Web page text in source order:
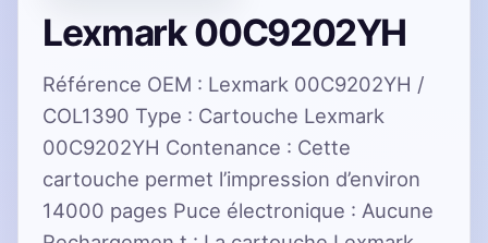
Lexmark 00C9202YH
Référence OEM : Lexmark 00C9202YH /
COL1390 Type : Cartouche Lexmark
00C9202YH Contenance : Cette
cartouche permet l’impression d’environ
14000 pages Puce électronique : Aucune